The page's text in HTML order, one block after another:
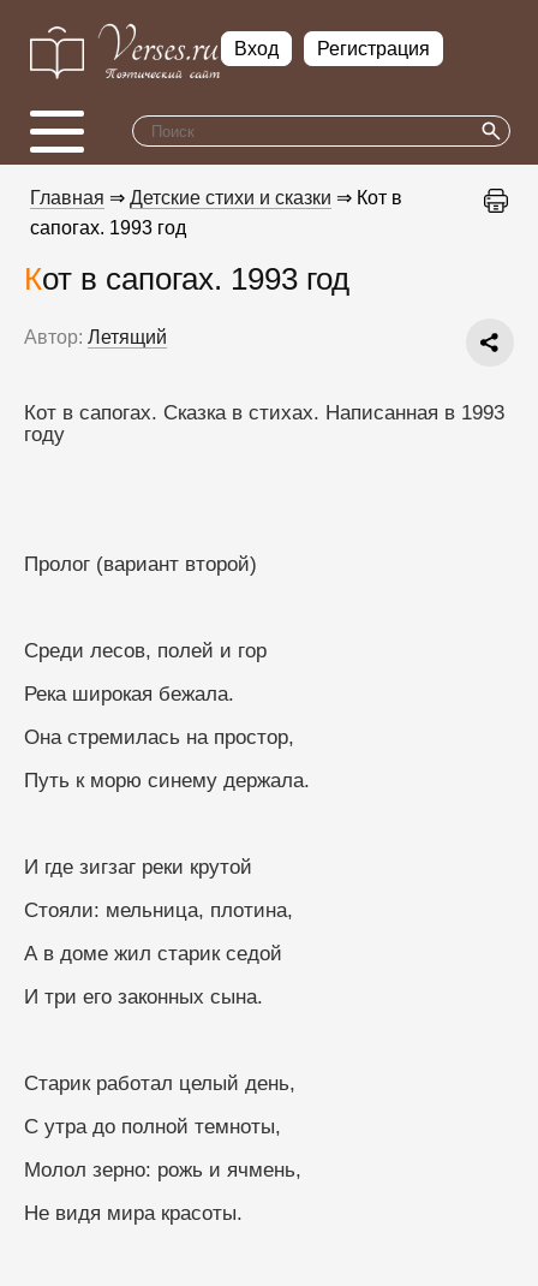
Вход Регистрация
Главная ⇒ Детские стихи и сказки ⇒ Кот в
сапогах. 1993 год
Кот в сапогах. 1993 год
Автор: Летящий
Кот в сапогах. Сказка в стихах. Написанная в 1993
году
Пролог (вариант второй)
Среди лесов, полей и гор
Река широкая бежала.
Она стремилась на простор,
Путь к морю синему держала.
И где зигзаг реки крутой
Стояли: мельница, плотина,
А в доме жил старик седой
И три его законных сына.
Старик работал целый день,
С утра до полной темноты,
Молол зерно: рожь и ячмень,
Не видя мира красоты.